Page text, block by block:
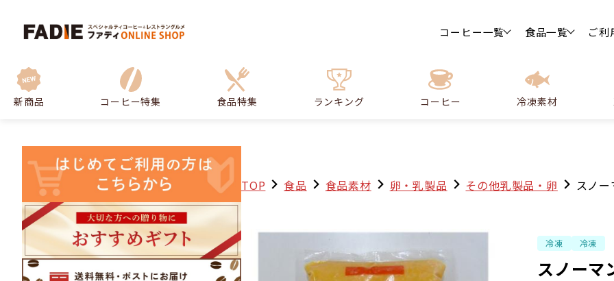
コーヒー一覧 食品一覧 ご利
新商品 コーヒー特集 食品特集 ランキング コーヒー 冷凍素材
TOP 食品 食品素材 卵・乳製品 その他乳製品・卵 スノ
スノーマ
冷凍 冷凍